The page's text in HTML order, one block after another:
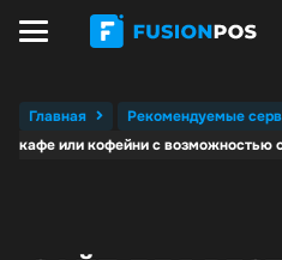
Главная Рекомендуемые
кафе или кофейни с возможностью